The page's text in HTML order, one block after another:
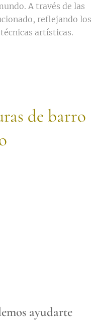
A través de las
reflejando los
artísticas.
de barro
ayudarte